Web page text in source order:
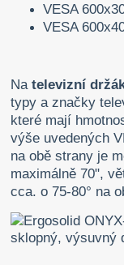
VESA
VESA
Natelevizní
typy a značky
které mají
výše uvedených
na obě strany je
maximálně 70",
cca. o 75-80° na